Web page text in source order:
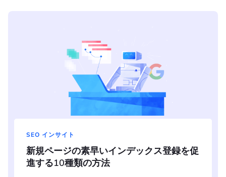
SEO インサイト
新規ページの素早いインデックス登録を促
進する10種類の方法